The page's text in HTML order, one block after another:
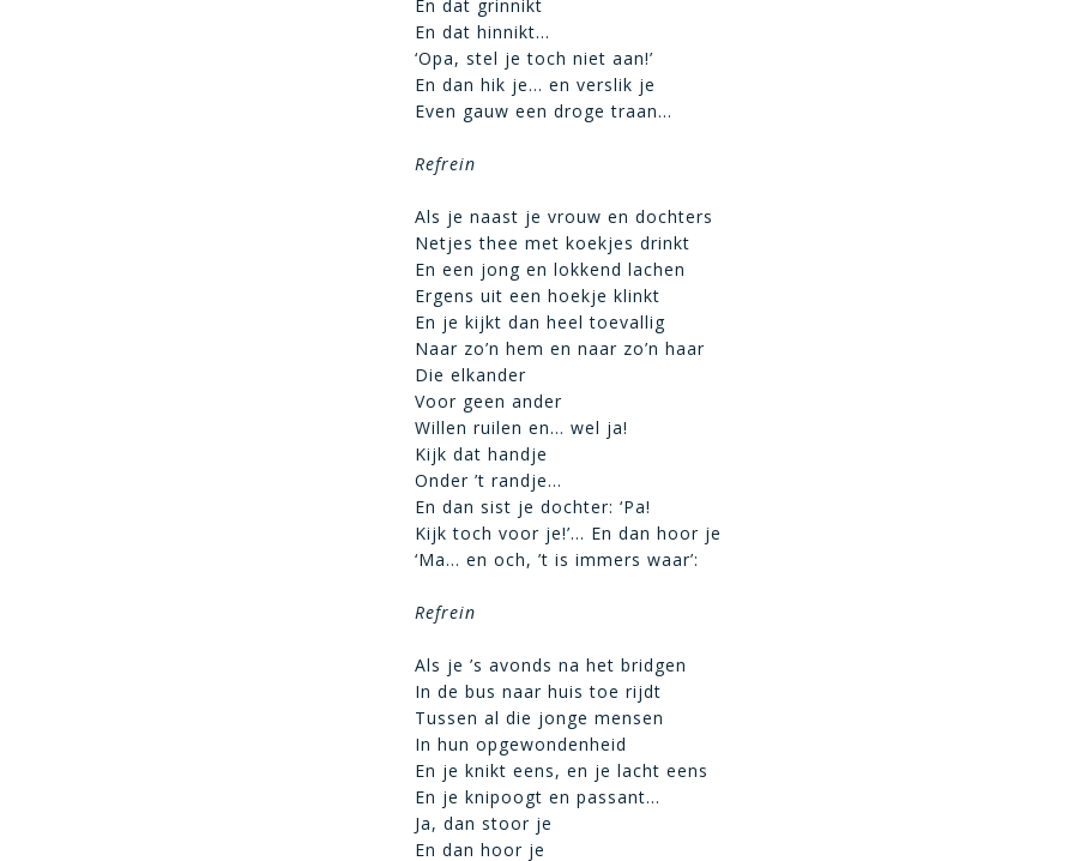
En dat grinnikt
En dat hinnikt…
‘Opa, stel je toch niet aan!’
En dan hik je… en verslik je
Even gauw een droge traan…
Refrein
Als je naast je vrouw en dochters
Netjes thee met koekjes drinkt
En een jong en lokkend lachen
Ergens uit een hoekje klinkt
En je kijkt dan heel toevallig
Naar zo’n hem en naar zo’n haar
Die elkander
Voor geen ander
Willen ruilen en… wel ja!
Kijk dat handje
Onder ’t randje…
En dan sist je dochter: ‘Pa!
Kijk toch voor je!’… En dan hoor je
‘Ma… en och, ’t is immers waar’:
Refrein
Als je ’s avonds na het bridgen
In de bus naar huis toe rijdt
Tussen al die jonge mensen
In hun opgewondenheid
En je knikt eens, en je lacht eens
En je knipoogt en passant…
Ja, dan stoor je
En dan hoor je